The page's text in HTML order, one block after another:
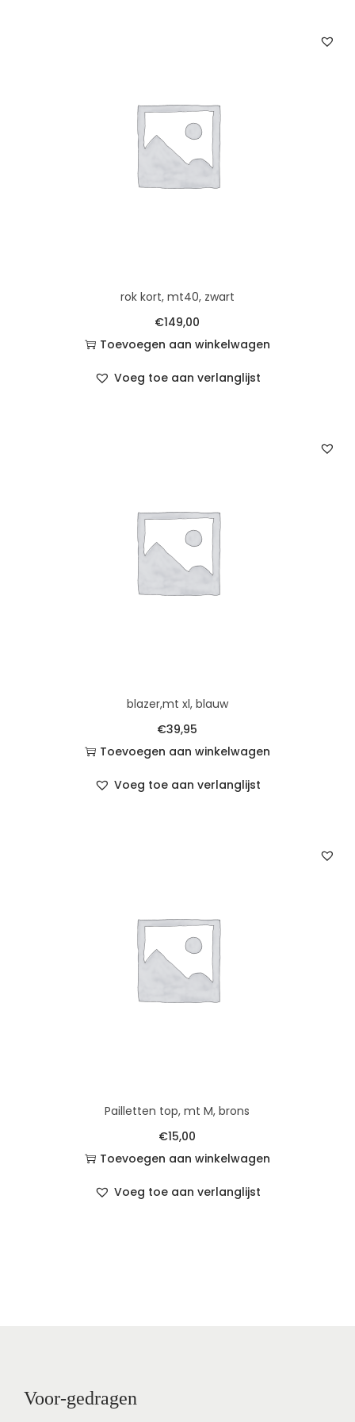
rok kort, mt40, zwart
€149,00
Toevoegen aan winkelwagen
Voeg toe aan verlanglijst
blazer,mt xl, blauw
€39,95
Toevoegen aan winkelwagen
Voeg toe aan verlanglijst
Pailletten top, mt M, brons
€15,00
Toevoegen aan winkelwagen
Voeg toe aan verlanglijst
Voor-gedragen